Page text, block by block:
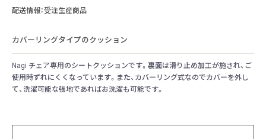
配送情報：受注生産商品
カバーリングタイプのクッション
Nagi チェア専用のシートクッションです。裏面は滑り止め加工が施され、ご
使用時ずれにくくなっています。また、カバーリング式なのでカバーを外し
て、洗濯可能な張地であればお洗濯も可能です。